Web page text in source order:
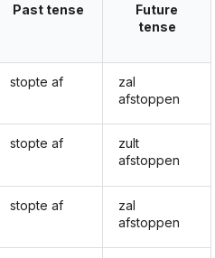
Past tense
stopte af
stopte af
stopte af
Future
tense
zal
afstoppen
zult
afstoppen
zal
afstoppen